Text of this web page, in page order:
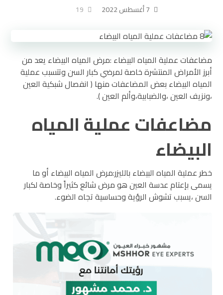
7 أغسطس 2022 19
مضاعفات عملية المياه البيضاء :مرض المياه البيضاء يعد من
أبرز الأمراض المنتشرة خاصة لمرضي كبار السن وتتسبب عملية
المياه البيضاء بعض المضاعفات منها ( انفصال شبكية العين
،ونزيف العين ،والضبابية،وألم العين ).
مضاعفات عملية المياه
البيضاء
خطر عملية المياه البيضاء بالليزر:مرض المياه البيضاء أو ما
يسمى بإعتام عدسة العين هو مرض شائع كثيراً وخاصة لكبار
السن ،يسبب تشوش الرؤية وحساسية تجاه الضوء.